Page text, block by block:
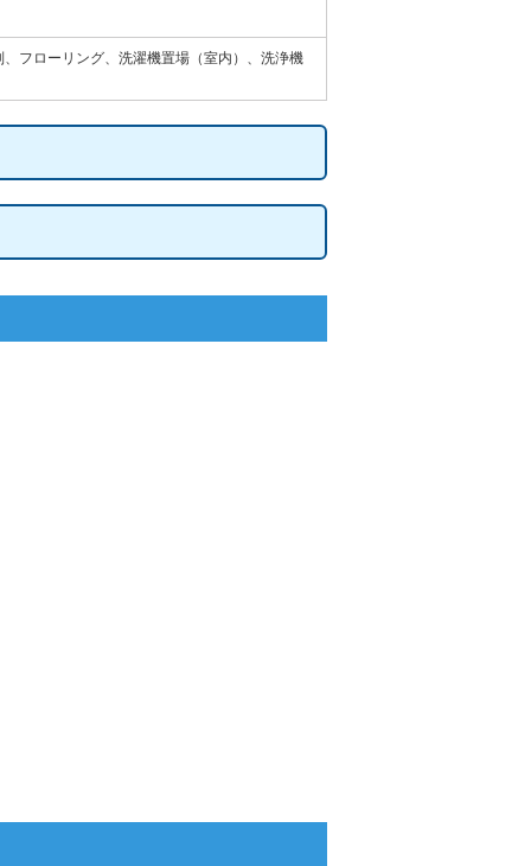
フローリング、洗濯機置場（室内）、洗浄機